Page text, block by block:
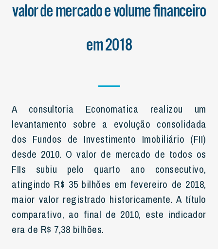
valor de mercado e volume financeiro
em 2018
A consultoria Economatica realizou um
levantamento sobre a evolução consolidada
dos Fundos de Investimento Imobiliário (FII)
desde 2010. O valor de mercado de todos os
FIIs subiu pelo quarto ano consecutivo,
atingindo R$ 35 bilhões em fevereiro de 2018,
maior valor registrado historicamente. A título
comparativo, ao final de 2010, este indicador
era de R$ 7,38 bilhões.